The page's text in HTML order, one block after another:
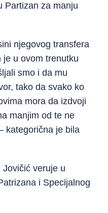
Partizan za manju
njegovog transfera
u ovom trenutku
smo i da mu
tako da svako ko
mora da izdvoji
manjim od te ne
kategorična je bila
veruje u
i Specijalnog